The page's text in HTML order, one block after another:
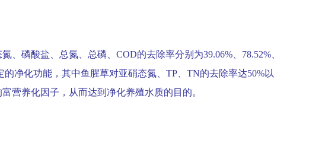
、磷酸盐、总氮、总磷、 COD的去除率分别为39.06% 78.52%
的净化功能，其中鱼腥草对亚硝态氮、 TP TN的去除率达50%以
营养化因子，从而达到净化养殖水质的目的。